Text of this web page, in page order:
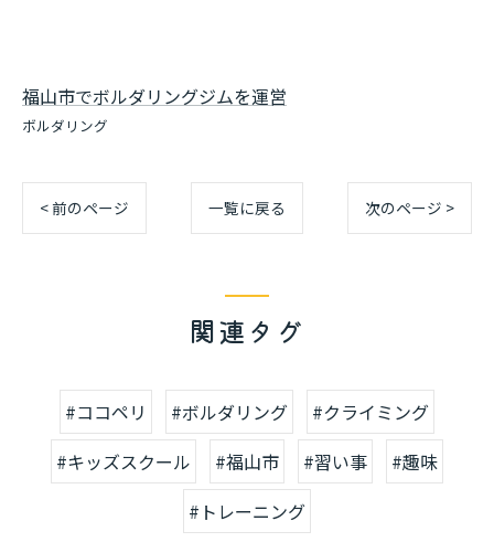
福山市でボルダリングジムを運営
ボルダリング
< 前のページ 一覧に戻る 次のページ >
関連タグ
#ココペリ #ボルダリング
#クライミング
#キッズスクール
#福山市 #習い事
#趣味
#トレーニング